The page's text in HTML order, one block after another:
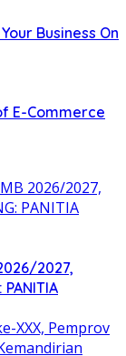
Business On
E-Commerce
2027,
PANITIA